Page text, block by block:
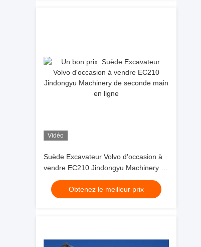
Vidéo
Suède Excavateur Volvo d'occasion à
vendre EC210 Jindongyu Machinery de
seconde main
Obtenez le meilleur prix